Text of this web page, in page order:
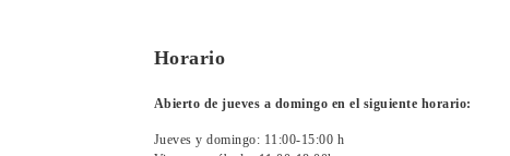
Horario
Abierto de jueves a domingo en el siguiente horario:
Jueves y domingo: 11:00-15:00 h